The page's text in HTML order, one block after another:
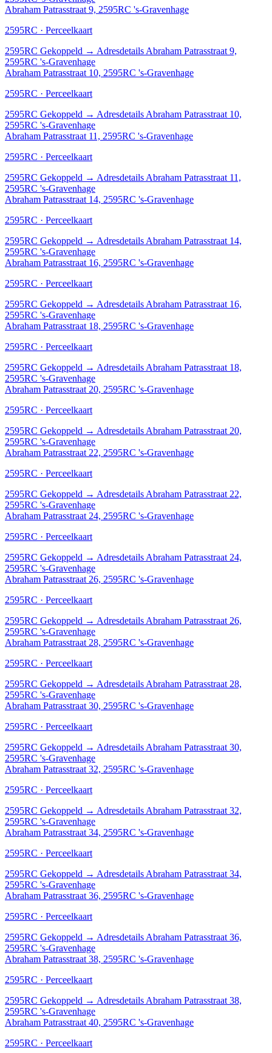
Abraham Patrasstraat 9, 2595RC 's-Gravenhage
2595RC · Perceelkaart
2595RC Gekoppeld → Adresdetails Abraham Patrasstraat 9,
2595RC 's-Gravenhage
Abraham Patrasstraat 10, 2595RC 's-Gravenhage
2595RC · Perceelkaart
2595RC Gekoppeld → Adresdetails Abraham Patrasstraat 10,
2595RC 's-Gravenhage
Abraham Patrasstraat 11, 2595RC 's-Gravenhage
2595RC · Perceelkaart
2595RC Gekoppeld → Adresdetails Abraham Patrasstraat 11,
2595RC 's-Gravenhage
Abraham Patrasstraat 14, 2595RC 's-Gravenhage
2595RC · Perceelkaart
2595RC Gekoppeld → Adresdetails Abraham Patrasstraat 14,
2595RC 's-Gravenhage
Abraham Patrasstraat 16, 2595RC 's-Gravenhage
2595RC · Perceelkaart
2595RC Gekoppeld → Adresdetails Abraham Patrasstraat 16,
2595RC 's-Gravenhage
Abraham Patrasstraat 18, 2595RC 's-Gravenhage
2595RC · Perceelkaart
2595RC Gekoppeld → Adresdetails Abraham Patrasstraat 18,
2595RC 's-Gravenhage
Abraham Patrasstraat 20, 2595RC 's-Gravenhage
2595RC · Perceelkaart
2595RC Gekoppeld → Adresdetails Abraham Patrasstraat 20,
2595RC 's-Gravenhage
Abraham Patrasstraat 22, 2595RC 's-Gravenhage
2595RC · Perceelkaart
2595RC Gekoppeld → Adresdetails Abraham Patrasstraat 22,
2595RC 's-Gravenhage
Abraham Patrasstraat 24, 2595RC 's-Gravenhage
2595RC · Perceelkaart
2595RC Gekoppeld → Adresdetails Abraham Patrasstraat 24,
2595RC 's-Gravenhage
Abraham Patrasstraat 26, 2595RC 's-Gravenhage
2595RC · Perceelkaart
2595RC Gekoppeld → Adresdetails Abraham Patrasstraat 26,
2595RC 's-Gravenhage
Abraham Patrasstraat 28, 2595RC 's-Gravenhage
2595RC · Perceelkaart
2595RC Gekoppeld → Adresdetails Abraham Patrasstraat 28,
2595RC 's-Gravenhage
Abraham Patrasstraat 30, 2595RC 's-Gravenhage
2595RC · Perceelkaart
2595RC Gekoppeld → Adresdetails Abraham Patrasstraat 30,
2595RC 's-Gravenhage
Abraham Patrasstraat 32, 2595RC 's-Gravenhage
2595RC · Perceelkaart
2595RC Gekoppeld → Adresdetails Abraham Patrasstraat 32,
2595RC 's-Gravenhage
Abraham Patrasstraat 34, 2595RC 's-Gravenhage
2595RC · Perceelkaart
2595RC Gekoppeld → Adresdetails Abraham Patrasstraat 34,
2595RC 's-Gravenhage
Abraham Patrasstraat 36, 2595RC 's-Gravenhage
2595RC · Perceelkaart
2595RC Gekoppeld → Adresdetails Abraham Patrasstraat 36,
2595RC 's-Gravenhage
Abraham Patrasstraat 38, 2595RC 's-Gravenhage
2595RC · Perceelkaart
2595RC Gekoppeld → Adresdetails Abraham Patrasstraat 38,
2595RC 's-Gravenhage
Abraham Patrasstraat 40, 2595RC 's-Gravenhage
2595RC · Perceelkaart